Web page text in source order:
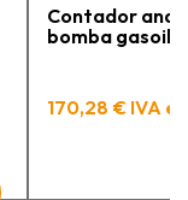
Contador
bomba gasoil
170,28 € IVA